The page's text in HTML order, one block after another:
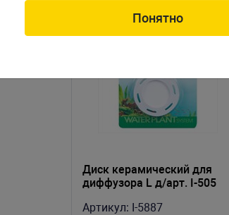
Диск керамический для
диффузора L д/арт. I-505
Артикул: I-5887
Понятно